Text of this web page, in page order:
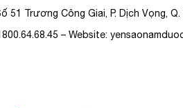
51 Trương Công Giai, P. Dịch Vọng, Q.
– Website: